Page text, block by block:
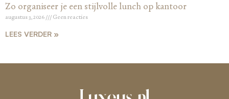
Zo organiseer je een stijlvolle lunch op kantoor
augustus 3, 2026 Geen reacties
LEES VERDER »